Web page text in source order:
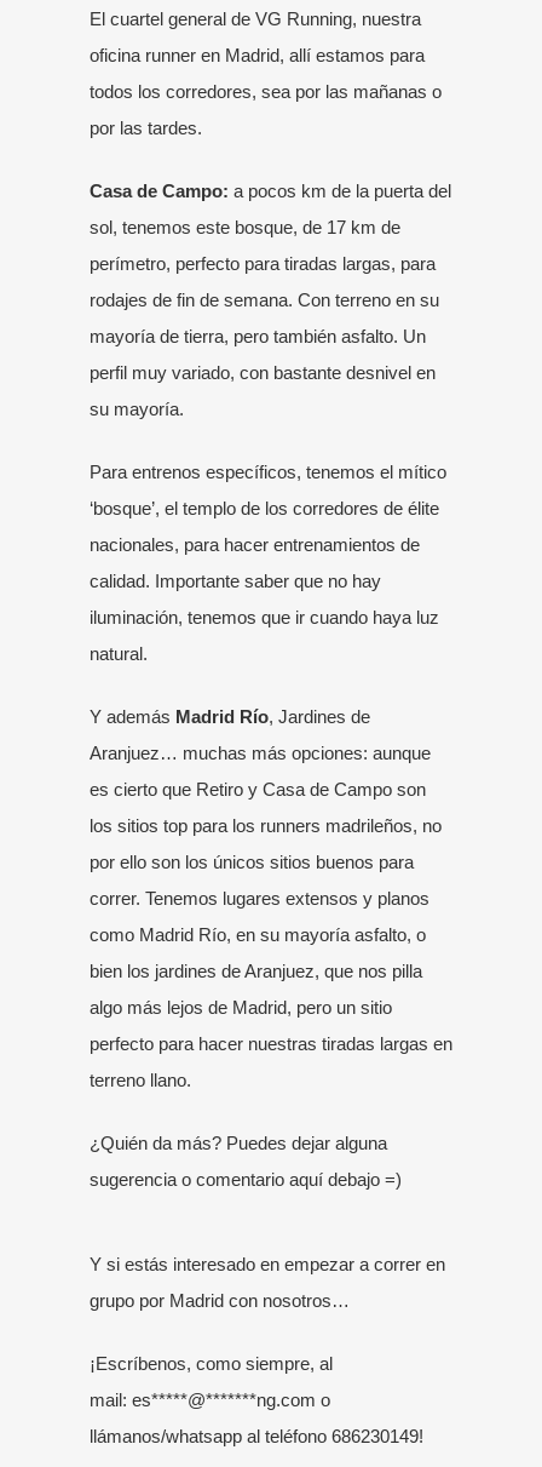
El cuartel general de VG Running, nuestra
oficina runner en Madrid, allí estamos para
todos los corredores, sea por las mañanas o
por las tardes.
Casa de Campo: a pocos km de la puerta del
sol, tenemos este bosque, de 17 km de
perímetro, perfecto para tiradas largas, para
rodajes de fin de semana. Con terreno en su
mayoría de tierra, pero también asfalto. Un
perfil muy variado, con bastante desnivel en
su mayoría.
Para entrenos específicos, tenemos el mítico
‘bosque’, el templo de los corredores de élite
nacionales, para hacer entrenamientos de
calidad. Importante saber que no hay
iluminación, tenemos que ir cuando haya luz
natural.
Y además Madrid Río, Jardines de
Aranjuez… muchas más opciones: aunque
es cierto que Retiro y Casa de Campo son
los sitios top para los runners madrileños, no
por ello son los únicos sitios buenos para
correr. Tenemos lugares extensos y planos
como Madrid Río, en su mayoría asfalto, o
bien los jardines de Aranjuez, que nos pilla
algo más lejos de Madrid, pero un sitio
perfecto para hacer nuestras tiradas largas en
terreno llano.
¿Quién da más? Puedes dejar alguna
sugerencia o comentario aquí debajo =)
Y si estás interesado en empezar a correr en
grupo por Madrid con nosotros…
¡Escríbenos, como siempre, al
mail: es*****@*******ng.com o
llámanos/whatsapp al teléfono 686230149!